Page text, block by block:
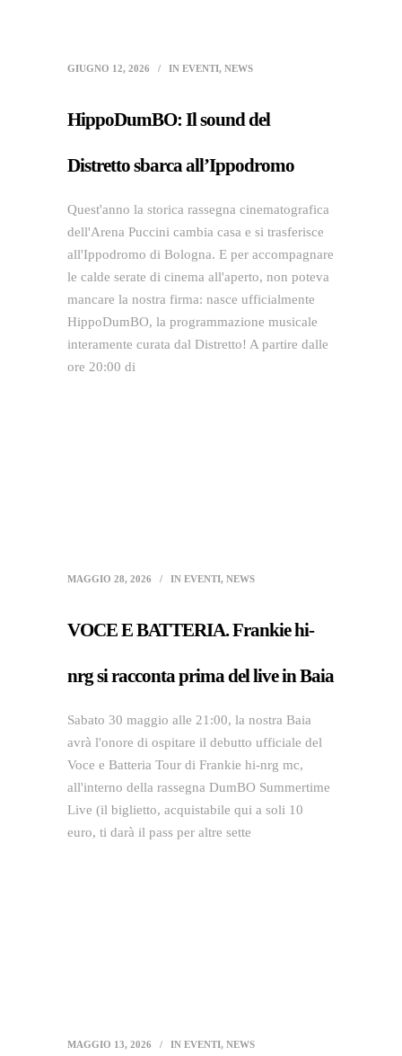
GIUGNO 12, 2026 IN EVENTI, NEWS
HippoDumBO: Il sound del
Distretto sbarca all’Ippodromo
Quest'anno la storica rassegna cinematografica
dell'Arena Puccini cambia casa e si trasferisce
all'Ippodromo di Bologna. E per accompagnare
le calde serate di cinema all'aperto, non poteva
mancare la nostra firma: nasce ufficialmente
HippoDumBO, la programmazione musicale
interamente curata dal Distretto! A partire dalle
ore 20:00 di
MAGGIO 28, 2026 IN EVENTI, NEWS
VOCE E BATTERIA. Frankie hi-
nrg si racconta prima del live in Baia
Sabato 30 maggio alle 21:00, la nostra Baia
avrà l'onore di ospitare il debutto ufficiale del
Voce e Batteria Tour di Frankie hi-nrg mc,
all'interno della rassegna DumBO Summertime
Live (il biglietto, acquistabile qui a soli 10
euro, ti darà il pass per altre sette
MAGGIO 13, 2026 IN EVENTI, NEWS